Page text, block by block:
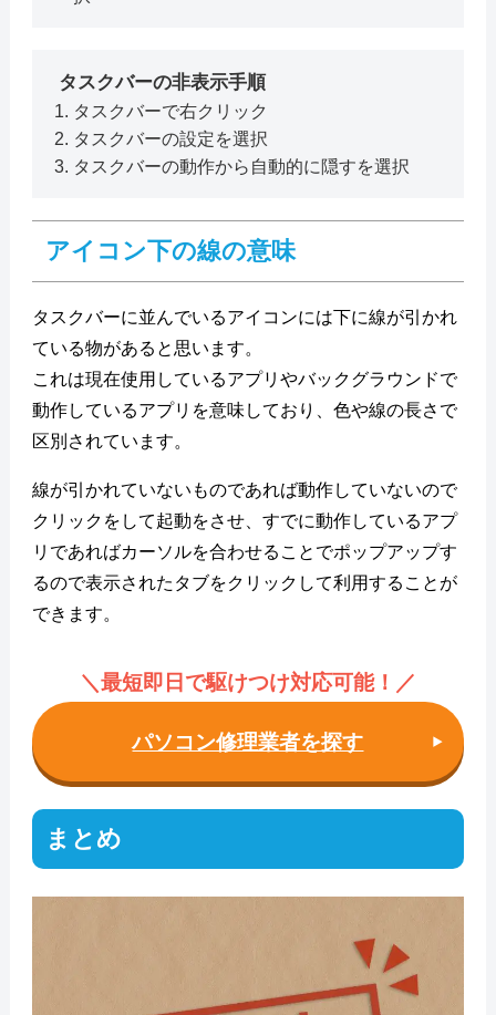
タスクバーの非表示手順
タスクバーで右クリック
タスクバーの設定を選択
タスクバーの動作から自動的に隠すを選択
アイコン下の線の意味
タスクバーに並んでいるアイコンには下に線が引かれ
ている物があると思います。
これは現在使用しているアプリやバックグラウンドで
動作しているアプリを意味しており、色や線の長さで
区別されています。
線が引かれていないものであれば動作していないので
クリックをして起動をさせ、すでに動作しているアプ
リであればカーソルを合わせることでポップアップす
るので表示されたタブをクリックして利用することが
できます。
＼最短即日で駆けつけ対応可能！ ／
パソコン修理業者を探す
まとめ